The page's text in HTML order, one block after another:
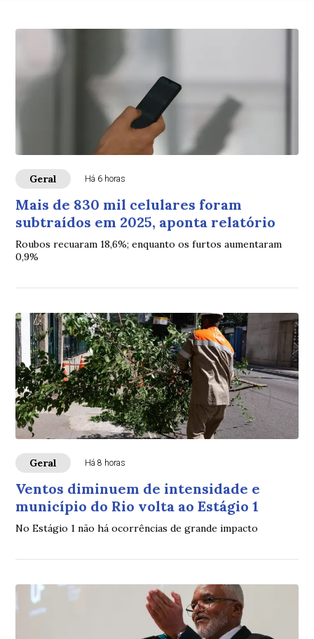
Geral Há 6 horas
Mais de 830 mil celulares foram
subtraídos em 2025, aponta relatório
Roubos recuaram 18,6%; enquanto os furtos aumentaram
0,9%
Geral Há 8 horas
Ventos diminuem de intensidade e
município do Rio volta ao Estágio 1
No Estágio 1 não há ocorrências de grande impacto